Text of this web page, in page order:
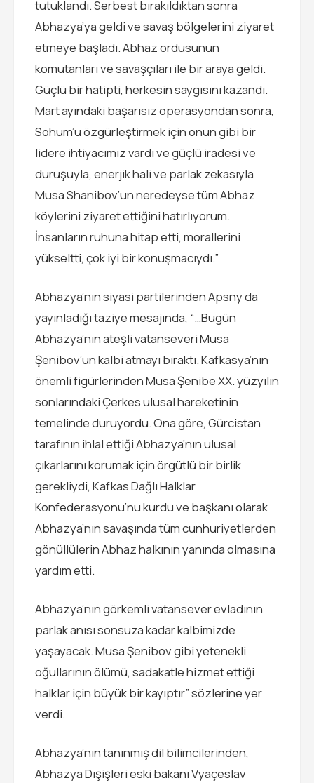
tutuklandı. Serbest bırakıldıktan sonra
Abhazya’ya geldi ve savaş bölgelerini ziyaret
etmeye başladı. Abhaz ordusunun
komutanları ve savaşçıları ile bir araya geldi.
Güçlü bir hatipti, herkesin saygısını kazandı.
Mart ayındaki başarısız operasyondan sonra,
Sohum’u özgürleştirmek için onun gibi bir
lidere ihtiyacımız vardı ve güçlü iradesi ve
duruşuyla, enerjik hali ve parlak zekasıyla
Musa Shanibov’un neredeyse tüm Abhaz
köylerini ziyaret ettiğini hatırlıyorum.
İnsanların ruhuna hitap etti, morallerini
yükseltti, çok iyi bir konuşmacıydı.”
Abhazya’nın siyasi partilerinden Apsny da
yayınladığı taziye mesajında, “…Bugün
Abhazya’nın ateşli vatanseveri Musa
Şenibov’un kalbi atmayı bıraktı. Kafkasya’nın
önemli figürlerinden Musa Şenibe XX. yüzyılın
sonlarındaki Çerkes ulusal hareketinin
temelinde duruyordu. Ona göre, Gürcistan
tarafının ihlal ettiği Abhazya’nın ulusal
çıkarlarını korumak için örgütlü bir birlik
gerekliydi, Kafkas Dağlı Halklar
Konfederasyonu’nu kurdu ve başkanı olarak
Abhazya’nın savaşında tüm cunhuriyetlerden
gönüllülerin Abhaz halkının yanında olmasına
yardım etti.
Abhazya’nın görkemli vatansever evladının
parlak anısı sonsuza kadar kalbimizde
yaşayacak. Musa Şenibov gibi yetenekli
oğullarının ölümü, sadakatle hizmet ettiği
halklar için büyük bir kayıptır” sözlerine yer
verdi.
Abhazya’nın tanınmış dil bilimcilerinden,
Abhazya Dışişleri eski bakanı Vyaçeslav